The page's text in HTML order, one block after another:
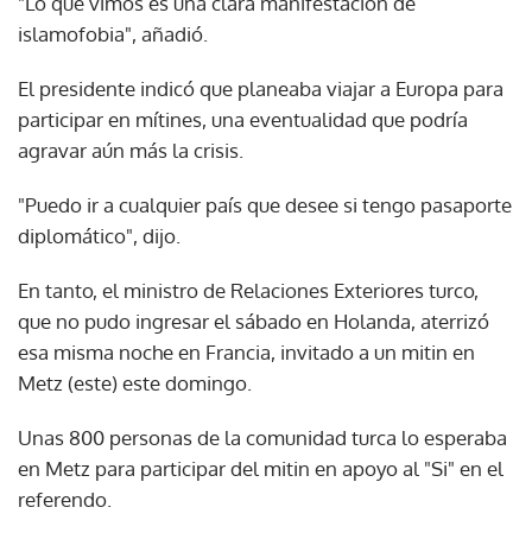
islamofobia", añadió.
El presidente indicó que planeaba viajar a Europa para
participar en mítines, una eventualidad que podría
agravar aún más la crisis.
"Puedo ir a cualquier país que desee si tengo pasaporte
diplomático", dijo.
En tanto, el ministro de Relaciones Exteriores turco,
que no pudo ingresar el sábado en Holanda, aterrizó
esa misma noche en Francia, invitado a un mitin en
Metz (este) este domingo.
Unas 800 personas de la comunidad turca lo esperaba
en Metz para participar del mitin en apoyo al "Si" en el
referendo.